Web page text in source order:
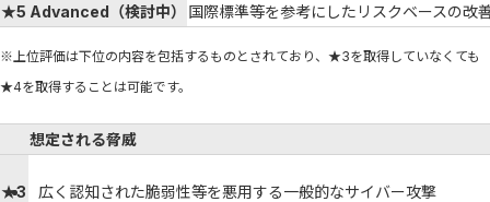
★5 Advanced（検討中）
国際標準等を参考にしたリスクベースの改
※上位評価は下位の内容を包括するものとされており、★3を取得していなくても
★4を取得することは可能です。
想定される脅威
★3 広く認知された脆弱性等を悪用する一般的なサイバー攻撃